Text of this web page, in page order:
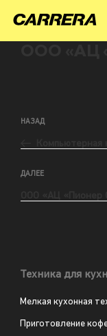
НАЗАД
ДАЛЕЕ
Техника для
Мелкая кухонная
Приготовление